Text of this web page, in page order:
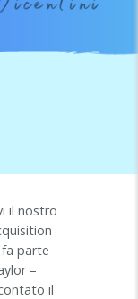
il nostro
parte
–
il